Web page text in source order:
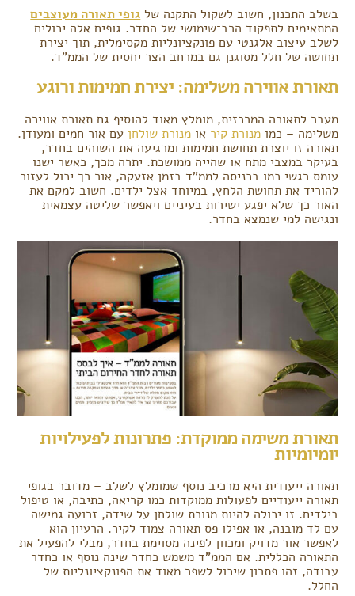
בשלב התכנון, חשוב לשקול התקנה שלגופי תאורה מעוצבים
המתאימים לתפקוד הרב־שימושי של החדר. גופים אלה יכולים
לשלב עיצוב אלגנטי עם פונקציונליות מקסימלית, תוך יצירת
תחושה של חלל מסוגנן גם במרחב הצר יחסית של הממ"ד.
תאורת אווירה משלימה: יצירת חמימות ורוגע
מעבר לתאורה המרכזית, מומלץ מאוד להוסיף גם תאורת אווירה
משלימה – כמו מנורת קיר או מנורת שולחןעם אור חמים ומעודן.
תאורה זו יוצרת תחושת חמימות ומרגיעה את השוהים בחדר,
בעיקר במצבי מתח או שהייה ממושכת. יתרה מכך, כאשר ישנו
עומס רגשי כמו בכניסה לממ"ד בזמן אזעקה, אור רך יכול לעזור
להוריד את תחושת הלחץ, במיוחד אצל ילדים. חשוב למקם את
האור כך שלא יפגע ישירות בעיניים ויאפשר שליטה עצמאית
ונגישה למי שנמצא בחדר.
תאורת משימה ממוקדת: פתרונות לפעילויות
יומיומיות
תאורה ייעודית היא מרכיב נוסף שמומלץ לשלב – מדובר בגופי
תאורה ייעודיים לפעולות ממוקדות כמו קריאה, כתיבה, או טיפול
בילדים. זו יכולה להיות מנורת שולחן על שידה, זרועה גמישה
עם לד מובנה, או אפילו פס תאורה צמוד לקיר. הרעיון הוא
לאפשר אור מדויק ומכוון לפינה מסוימת בחדר, מבלי להפעיל את
התאורה הכללית. אם הממ"ד משמש כחדר שינה נוסף או כחדר
עבודה, זהו פתרון שיכול לשפר מאוד את הפונקציונליות של
החלל.